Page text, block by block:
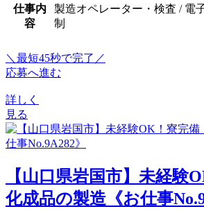
仕事内
容
製造オペレーター・検査 / 電
制
＼最短45秒で完了／
応募へ進む
詳しく
見る
【山口県岩国市】未経験
化成品の製造《お仕事